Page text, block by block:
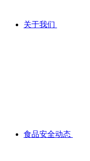
关于我们
食品安全动态